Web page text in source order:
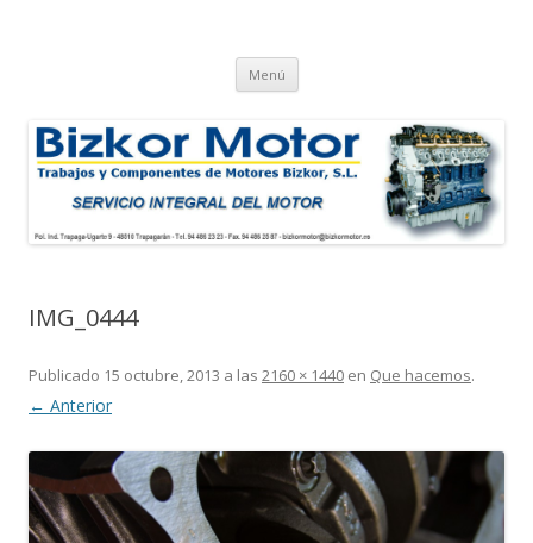
Menú Ir al contenido
IMG_0444
Publicado 15 octubre, 2013 a las 2160 × 1440 en Que hacemos.
← Anterior